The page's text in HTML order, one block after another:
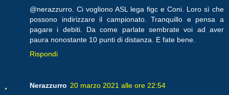
@nerazzurro. Ci vogliono ASL lega figc e Coni. Loro sì che
possono indirizzare il campionato. Tranquillo e pensa a
pagare i debiti. Da come parlate sembrate voi ad aver
paura nonostante 10 punti di distanza. E fate bene.
Rispondi
Nerazzurro 20 marzo 2021 alle ore 22:54